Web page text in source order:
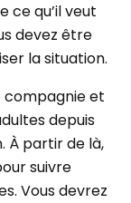
ce qu’il veut
devez être
la situation.
et
depuis
À partir de là,
suivre
Vous devrez